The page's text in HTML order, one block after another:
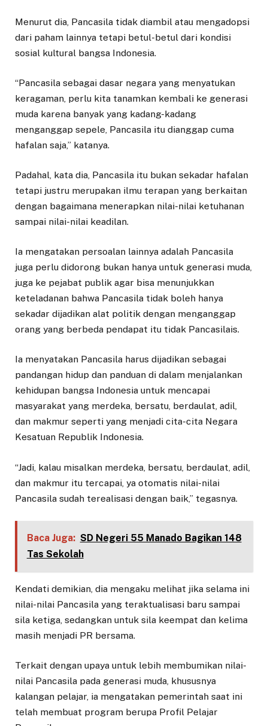
Menurut dia, Pancasila tidak diambil atau mengadopsi
dari paham lainnya tetapi betul-betul dari kondisi
sosial kultural bangsa Indonesia.
“Pancasila sebagai dasar negara yang menyatukan
keragaman, perlu kita tanamkan kembali ke generasi
muda karena banyak yang kadang-kadang
menganggap sepele, Pancasila itu dianggap cuma
hafalan saja,” katanya.
Padahal, kata dia, Pancasila itu bukan sekadar hafalan
tetapi justru merupakan ilmu terapan yang berkaitan
dengan bagaimana menerapkan nilai-nilai ketuhanan
sampai nilai-nilai keadilan.
Ia mengatakan persoalan lainnya adalah Pancasila
juga perlu didorong bukan hanya untuk generasi muda,
juga ke pejabat publik agar bisa menunjukkan
keteladanan bahwa Pancasila tidak boleh hanya
sekadar dijadikan alat politik dengan menganggap
orang yang berbeda pendapat itu tidak Pancasilais.
Ia menyatakan Pancasila harus dijadikan sebagai
pandangan hidup dan panduan di dalam menjalankan
kehidupan bangsa Indonesia untuk mencapai
masyarakat yang merdeka, bersatu, berdaulat, adil,
dan makmur seperti yang menjadi cita-cita Negara
Kesatuan Republik Indonesia.
“Jadi, kalau misalkan merdeka, bersatu, berdaulat, adil,
dan makmur itu tercapai, ya otomatis nilai-nilai
Pancasila sudah terealisasi dengan baik,” tegasnya.
Baca Juga: SD Negeri 55 Manado Bagikan 148
Tas Sekolah
Kendati demikian, dia mengaku melihat jika selama ini
nilai-nilai Pancasila yang teraktualisasi baru sampai
sila ketiga, sedangkan untuk sila keempat dan kelima
masih menjadi PR bersama.
Terkait dengan upaya untuk lebih membumikan nilai-
nilai Pancasila pada generasi muda, khususnya
kalangan pelajar, ia mengatakan pemerintah saat ini
telah membuat program berupa Profil Pelajar